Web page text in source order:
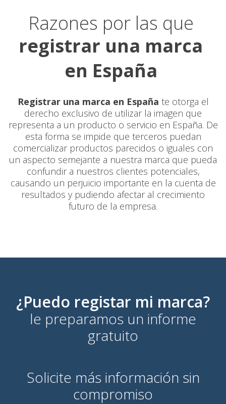
Razones por las que
registrar una marca
en España
Registrar una marca en España te otorga el
derecho exclusivo de utilizar la imagen que
representa a un producto o servicio en España. De
esta forma se impide que terceros puedan
comercializar productos parecidos o iguales con
un aspecto semejante a nuestra marca que pueda
confundir a nuestros clientes potenciales,
causando un perjuicio importante en la cuenta de
resultados y pudiendo afectar al crecimiento
futuro de la empresa.
¿Puedo registar mi marca?
le preparamos un informe
gratuito
Solicite más información sin
compromiso